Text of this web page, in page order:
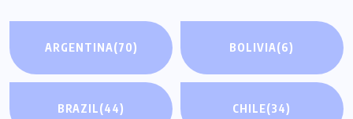
ARGENTINA(70) BOLIVIA(6)
BRAZIL(44) CHILE(34)